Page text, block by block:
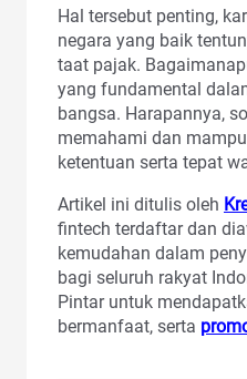
Hal tersebut penting,
negara yang baik
taat pajak.
yang fundamental
bangsa. Harapannya,
memahami dan
ketentuan serta tepat
Artikel ini ditulis oleh
fintech terdaftar dan
kemudahan dalam
bagi seluruh rakyat
Pintar untuk
bermanfaat, serta